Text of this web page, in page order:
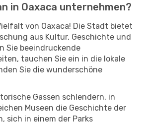
in Oaxaca unternehmen?
von Oaxaca! Die Stadt bietet
aus Kultur, Geschichte und
Sie beeindruckende
tauchen Sie ein in die lokale
Sie die wunderschöne
Gassen schlendern, in
Museen die Geschichte der
sich in einem der Parks